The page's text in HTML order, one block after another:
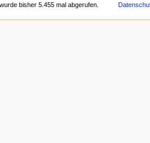
bisher 5.455 mal abgerufen.